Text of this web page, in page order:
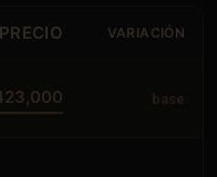
PRECIO VARIACIÓN
base